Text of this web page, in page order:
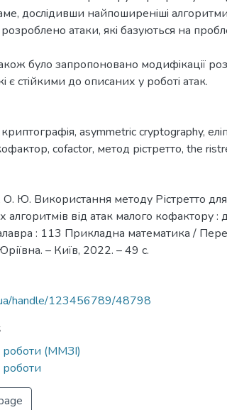
дослiдивши найпоширенiшi
атаки, якi базуються на
було запропоновано модифiкацiї
є стiйкими до описаних у роботi атак.
, asymmetric cryptography,
, cofactor, метод рiстретто, the
Ю. Використання методу Рістретто для
алгоритмів від атак малого кофактору :
: 113 Прикладна математика /
– Київ, 2022. – 49 с.
handle/123456789/48798
роботи (ММЗІ)
роботи